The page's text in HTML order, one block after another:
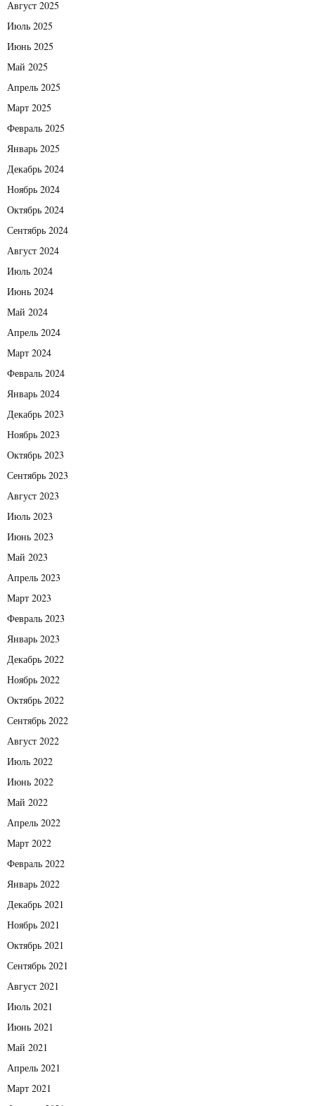
Август 2025
Июль 2025
Июнь 2025
Май 2025
Апрель 2025
Март 2025
Февраль 2025
Январь 2025
Декабрь 2024
Ноябрь 2024
Октябрь 2024
Сентябрь 2024
Август 2024
Июль 2024
Июнь 2024
Май 2024
Апрель 2024
Март 2024
Февраль 2024
Январь 2024
Декабрь 2023
Ноябрь 2023
Октябрь 2023
Сентябрь 2023
Август 2023
Июль 2023
Июнь 2023
Май 2023
Апрель 2023
Март 2023
Февраль 2023
Январь 2023
Декабрь 2022
Ноябрь 2022
Октябрь 2022
Сентябрь 2022
Август 2022
Июль 2022
Июнь 2022
Май 2022
Апрель 2022
Март 2022
Февраль 2022
Январь 2022
Декабрь 2021
Ноябрь 2021
Октябрь 2021
Сентябрь 2021
Август 2021
Июль 2021
Июнь 2021
Май 2021
Апрель 2021
Март 2021